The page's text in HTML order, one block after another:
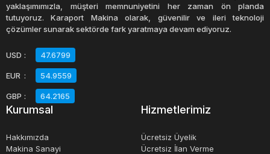
endüstrisinde, bu makineler, kimyasal ürünlerin
ambalajlanması için kullanılırken, endüstriyel sektörde
Teneke kutu kova makinelerinin kullanımı, üretim
süreçlerinde verimliliği arttırmak, işlenen ürünlerin
kalitesini arttırmak ve üretim maliyetlerini düşürmek için
makineleri, modern endüstriyel üretimin vazgeçilmez bir
yaklaşımımızla, müşteri memnuniyetini her zaman ön planda
tutuyoruz. Karaport Makina olarak, güvenilir ve ileri teknoloji
çözümler sunarak sektörde fark yaratmaya devam ediyoruz.
USD : 47.6799
EUR : 54.9559
GBP : 64.2165
Kurumsal
Hakkımızda
Makina Sanayi
Hizmetlerimiz
Ücretsiz Üyelik
Ücretsiz İlan Verme